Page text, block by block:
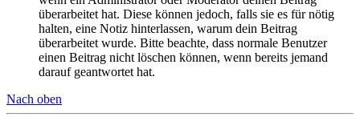
überarbeitet hat. Diese können jedoch, falls sie es für nötig
halten, eine Notiz hinterlassen, warum dein Beitrag
überarbeitet wurde. Bitte beachte, dass normale Benutzer
einen Beitrag nicht löschen können, wenn bereits jemand
darauf geantwortet hat.
Nach oben